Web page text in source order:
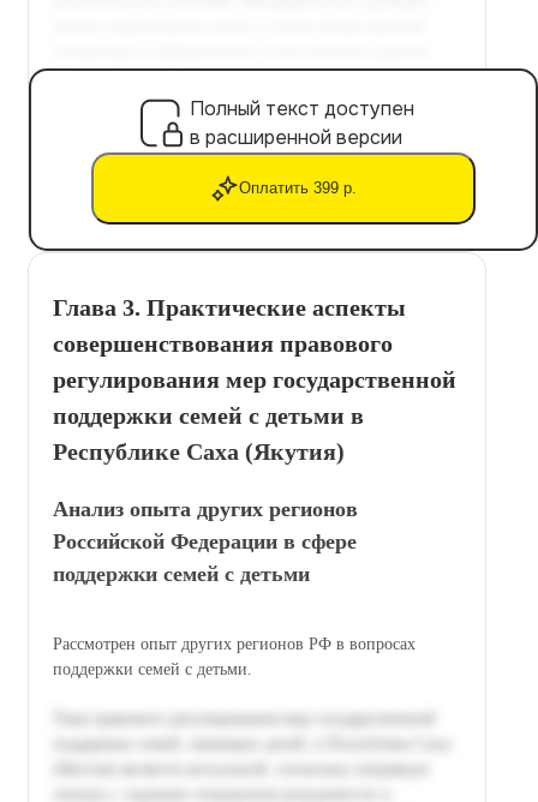
Полный текст доступен
в расширенной версии
Оплатить 399 р.
Глава 3. Практические аспекты
совершенствования правового
регулирования мер государственной
поддержки семей с детьми в
Республике Саха (Якутия)
Анализ опыта других регионов
Российской Федерации в сфере
поддержки семей с детьми
Рассмотрен опыт других регионов РФ в вопросах
поддержки семей с детьми.